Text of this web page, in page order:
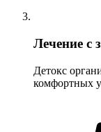
Лечение с
Детокс
комфортных